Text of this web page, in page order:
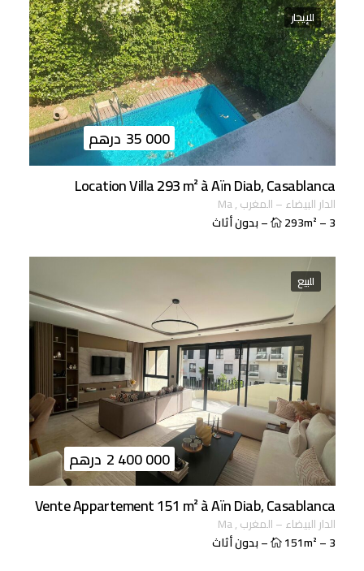
للإيجار
35 000 درهم
Location Villa 293 m² à Aïn Diab, Casablanca
الدار البيضاء– المغرب,
ma
293m²–3
–بدون أثاث
للبيع
2 400 000 درهم
Vente Appartement 151 m² à Aïn Diab, Casablanca
الدار البيضاء– المغرب,
ma
151m²–3
–بدون أثاث